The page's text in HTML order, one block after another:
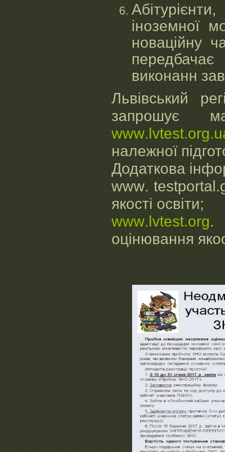
іноземної
новаційну
виконанн
Львівський
запрошує
www.lvtest.org.
належної
Додаткова
www. testportal.
якості освіти;
www.lvtest.org.
оцінювання